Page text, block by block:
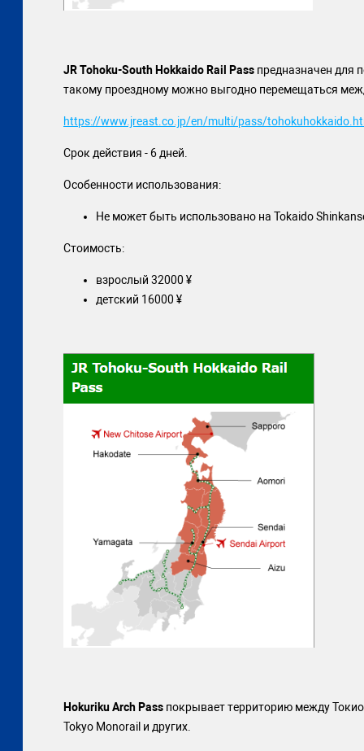
JR Tohoku-South Hokkaido Rail Pass предназначен для
такому проездному можно выгодно перемещаться
https://www.jreast.co.jp/en/multi/pass/
Срок действия - 6 дней.
Особенности использования:
Не может быть использовано на Tokaido
Стоимость:
взрослый 32000 ¥
детский 16000 ¥
Hokuriku Arch Pass покрывает территорию между Токио
Tokyo Monorail и других.